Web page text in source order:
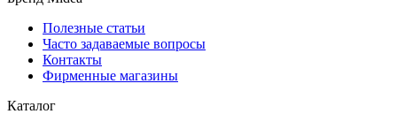
Полезные статьи
Часто задаваемые вопросы
Контакты
Фирменные магазины
Каталог